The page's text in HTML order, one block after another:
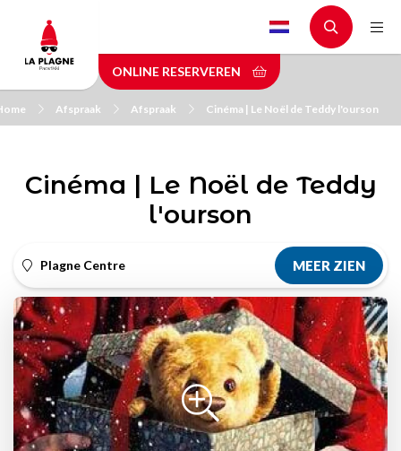
main
content
ONLINE RESERVEREN
Afspraak Afspraak Cinéma | Le Noël de Teddy l'ourson
Cinéma | Le Noël de Teddy
l'ourson
Plagne Centre MEER ZIEN